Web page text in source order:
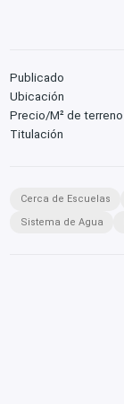
Publicado
Ubicación
Precio/M² de terreno
Titulación
Cerca de Escuelas
Sistema de Agua